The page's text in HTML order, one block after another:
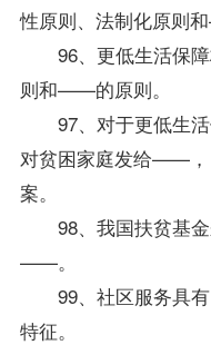
性原则、法制化原则
96、更低生活保障
则和——的原则。
97、对于更低生活
对贫困家庭发给
案。
98、我国扶贫基
——。
99、社区服务具
特征。